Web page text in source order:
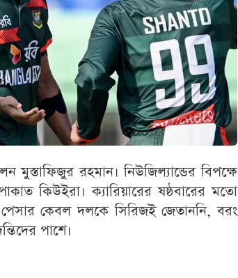
মুস্তাফিজুর রহমান। নিউজিল্যান্ডের বিপক্ষে
কিউইরা। ক্যারিয়ারের ষষ্ঠবারের মতো
কেবল দলকে সিরিজই জেতাননি, বরং
পাশে।